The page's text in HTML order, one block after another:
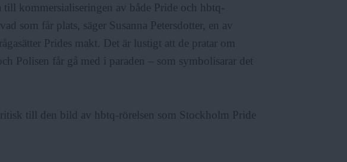
kommersialiseringen av både Pride och hbtq-
som får plats, säger Susanna Petersdotter, en av
Prides makt. Det är lustigt att de pratar om
Polisen får gå med i paraden – som symbolisarar det
till den bild av hbtq-rörelsen som Stockholm Pride